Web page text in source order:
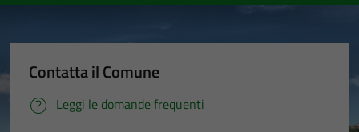
Contatta il Comune
Leggi le domande frequenti